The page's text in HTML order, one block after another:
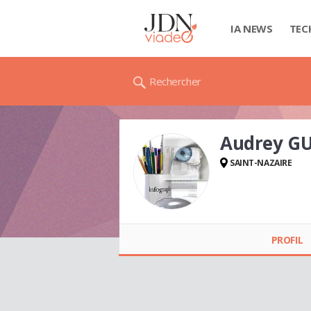
IA NEWS
Rechercher
Audrey GUYOMARD
Audrey
SAINT-NAZAIRE
PROFIL